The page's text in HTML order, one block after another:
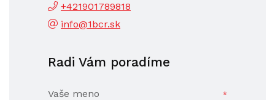
+421901789818
info@1bcr.sk
Radi Vám poradíme
Vaše meno